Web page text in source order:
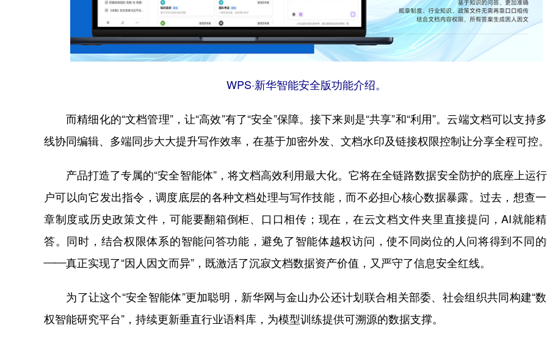
WPS·新华智能安全版功能介绍。
而精细化的“文档管理”，让“高效”有了“安全”保障。接下来则是“共享”和“利用”。云端文档可以支持
线协同编辑、多端同步大大提升写作效率，在基于加密外发、文档水印及链接权限控制让分享全程可控。
产品打造了专属的“安全智能体”，将文档高效利用最大化。它将在全链路数据安全防护的底座上运行
户可以向它发出指令，调度底层的各种文档处理与写作技能，而不必担心核心数据暴露。过去，想查
章制度或历史政策文件，可能要翻箱倒柜、口口相传；现在，在云文档文件夹里直接提问，AI就能
答。同时，结合权限体系的智能问答功能，避免了智能体越权访问，使不同岗位的人问将得到不同
——真正实现了“因人因文而异”，既激活了沉寂文档数据资产价值，又严守了信息安全红线。
为了让这个“安全智能体”更加聪明，新华网与金山办公还计划联合相关部委、社会组织共同构建“
权智能研究平台”，持续更新垂直行业语料库，为模型训练提供可溯源的数据支撑。